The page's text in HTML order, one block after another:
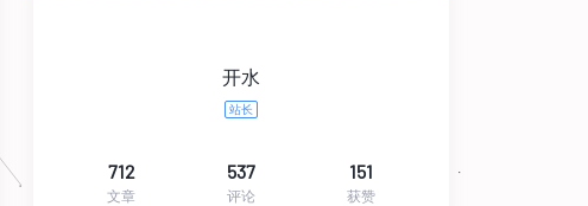
开水
站长
712
文章
537
评论
151
获赞